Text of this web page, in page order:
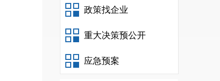
政策找企业
重大决策预公开
应急预案